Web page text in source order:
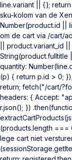
line.variant || {};
sku-kolom van de
Number(product.id ||
om de cart via /cart/
|| product.variant_id
String(product.fulltitle
quantity:
(p) { return p.id > 0;
return; fetch("/cart/
headers: { Accept:
r.json(); })
(products.length ===
lege cart niet